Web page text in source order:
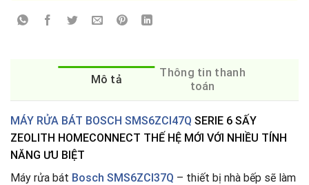
Mô tả
Thông tin thanh
toán
MÁY RỬA BÁT BOSCH SMS6ZCI47Q SERIE 6 SẤY
ZEOLITH HOMECONNECT THẾ HỆ MỚI VỚI NHIỀU TÍNH
NĂNG ƯU BIỆT
Máy rửa bát Bosch SMS6ZCI37Q – thiết bị nhà bếp sẽ làm